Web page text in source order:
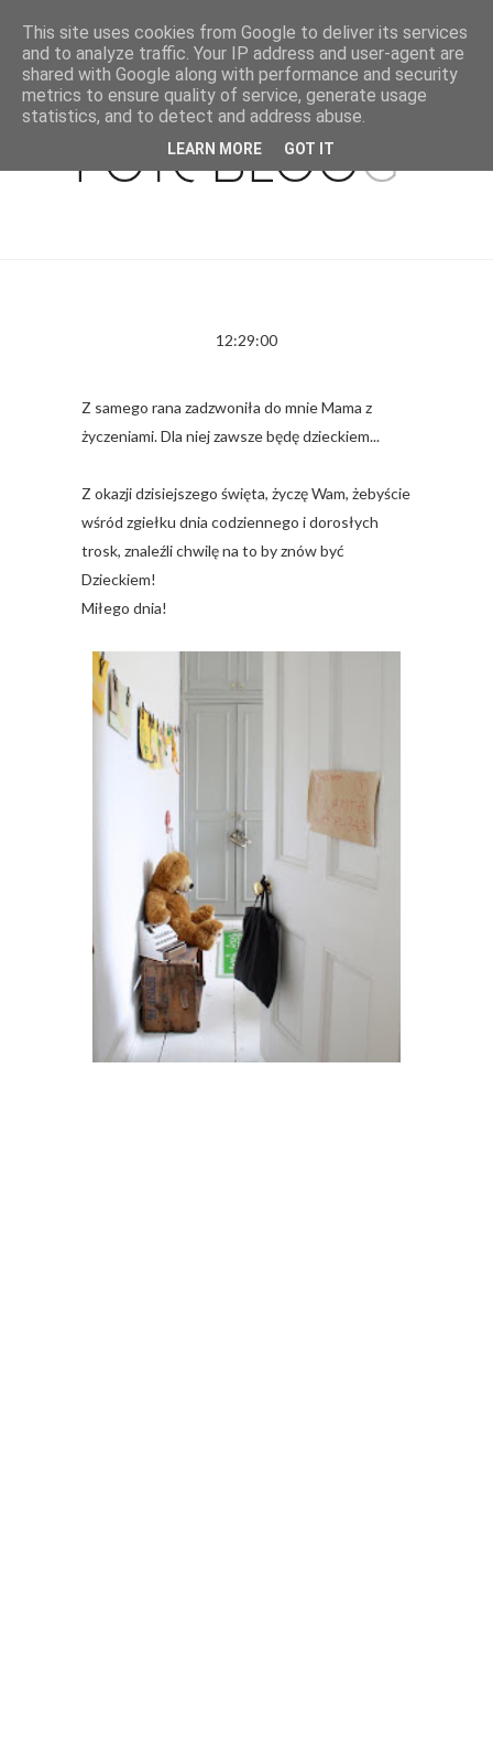
12:29:00
Z samego rana zadzwoniła do mnie Mama z
życzeniami. Dla niej zawsze będę dzieckiem...
Z okazji dzisiejszego święta, życzę Wam, żebyście
wśród zgiełku dnia codziennego i dorosłych
trosk, znaleźli chwilę na to by znów być
Dzieckiem!
Miłego dnia!
This site uses cookies from Google to deliver its services
and to analyze traffic. Your IP address and user-agent are
shared with Google along with performance and security
metrics to ensure quality of service, generate usage
statistics, and to detect and address abuse.
LEARN MORE GOT IT